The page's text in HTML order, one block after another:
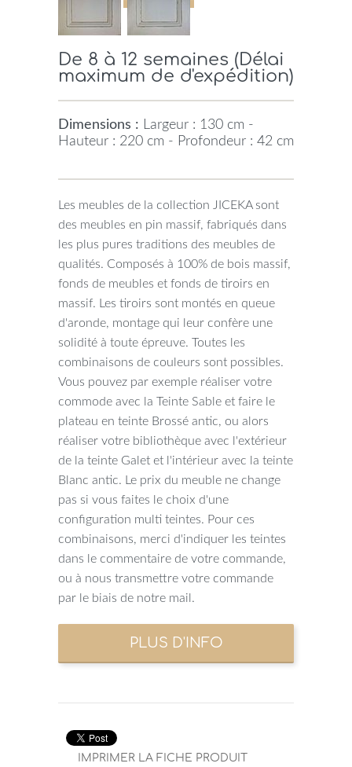
De 8 à 12 semaines (Délai
maximum de d'expédition)
Dimensions : Largeur : 130 cm -
Hauteur : 220 cm - Profondeur : 42 cm
Les meubles de la collection JICEKA sont
des meubles en pin massif, fabriqués dans
les plus pures traditions des meubles de
qualités. Composés à 100% de bois massif,
fonds de meubles et fonds de tiroirs en
massif. Les tiroirs sont montés en queue
d'aronde, montage qui leur confère une
solidité à toute épreuve. Toutes les
combinaisons de couleurs sont possibles.
Vous pouvez par exemple réaliser votre
commode avec la Teinte Sable et faire le
plateau en teinte Brossé antic, ou alors
réaliser votre bibliothèque avec l'extérieur
de la teinte Galet et l'intérieur avec la teinte
Blanc antic. Le prix du meuble ne change
pas si vous faites le choix d'une
configuration multi teintes. Pour ces
combinaisons, merci d'indiquer les teintes
dans le commentaire de votre commande,
ou à nous transmettre votre commande
par le biais de notre mail.
IMPRIMER LA FICHE PRODUIT